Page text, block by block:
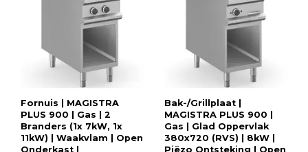
Fornuis | MAGISTRA
PLUS 900 | Gas | 2
Branders (1x 7kW, 1x
11kW) | Waakvlam | Open
Onderkast |
Bak-/Grillplaat |
MAGISTRA PLUS 900 |
Gas | Glad Oppervlak
380x720 (RVS) | 8kW |
Piëzo Ontsteking | Open